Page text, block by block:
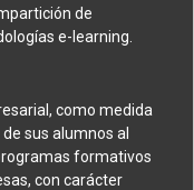
de
e-learning.
como medida
sus alumnos al
formativos
con carácter